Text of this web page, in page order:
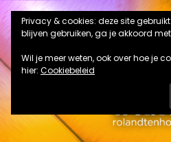
Ga
naar
de
inhoud
Privacy & cookies: deze site
blijven gebruiken, ga je akkoord
Wil je meer weten, ook over hoe je
hier: Cookiebeleid